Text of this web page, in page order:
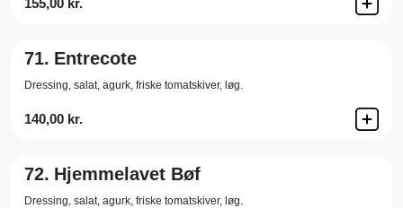
155,00 kr.
71. Entrecote
Dressing, salat, agurk, friske tomatskiver, løg.
140,00 kr.
72. Hjemmelavet Bøf
Dressing, salat, agurk, friske tomatskiver, løg.